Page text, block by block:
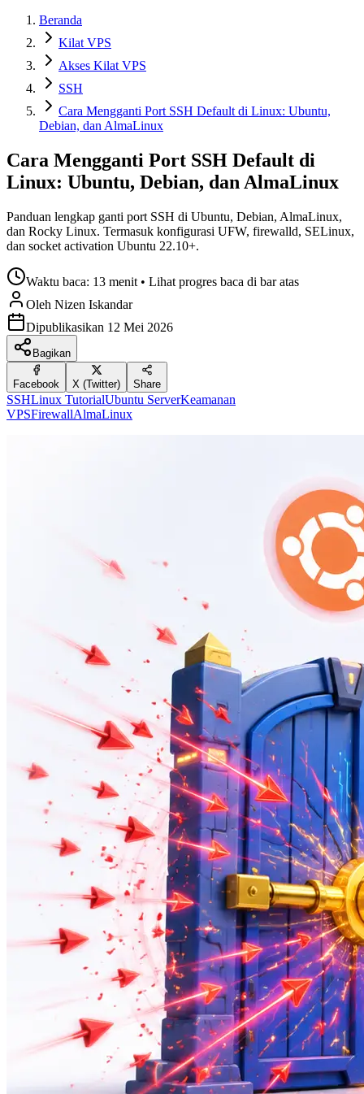
Beranda
Kilat VPS
Akses Kilat VPS
SSH
Cara Mengganti Port SSH Default di Linux: Ubuntu,
Debian, dan AlmaLinux
Cara Mengganti Port SSH Default di
Linux: Ubuntu, Debian, dan AlmaLinux
Panduan lengkap ganti port SSH di Ubuntu, Debian, AlmaLinux,
dan Rocky Linux. Termasuk konfigurasi UFW, firewalld, SELinux,
dan socket activation Ubuntu 22.10+.
Waktu baca: 13 menit • Lihat progres baca di bar atas
Oleh Nizen Iskandar
Dipublikasikan 12 Mei 2026
Bagikan
Facebook X (Twitter) Share
SSHLinux TutorialUbuntu ServerKeamanan
VPSFirewallAlmaLinux